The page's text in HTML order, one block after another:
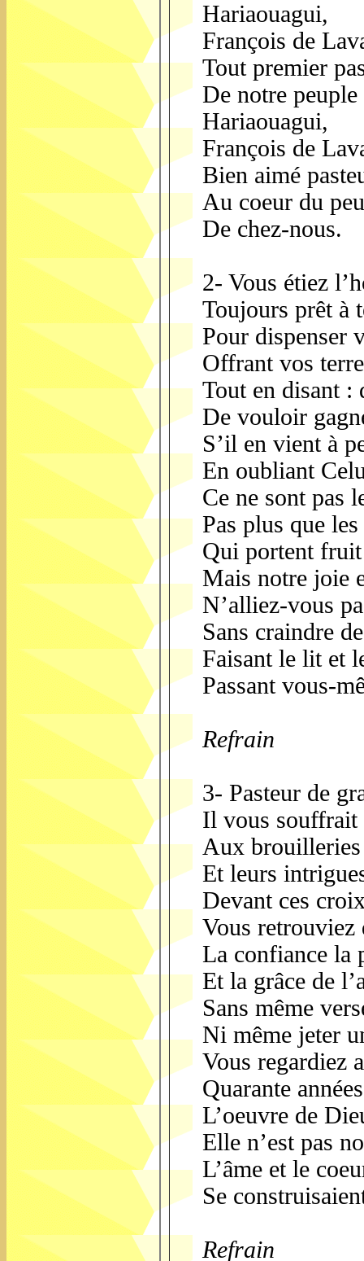
Hariaouagui,
François de
Tout premier
De notre
Hariaouagui,
François de
Bien aimé
Au coeur du
De chez-nous.
2- Vous étiez
Toujours prêt à
Pour dispenser
Offrant vos
Tout en disant :
De vouloir
S’il en vient à
En oubliant
Ce ne sont pas
Pas plus que
Qui portent
Mais notre joie
N’alliez-vous
Sans craindre
Faisant le lit et
Passant vous-
Refrain
3- Pasteur de
Il vous souffrait
Aux brouilleries
Et leurs
Devant ces
Vous retrouviez
La confiance la
Et la grâce de
Sans même
Ni même jeter
Vous regardiez
Quarante
L’oeuvre de
Elle n’est pas
L’âme et le
Se
Refrain